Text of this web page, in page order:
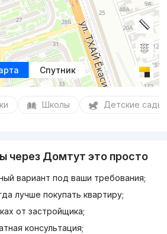
Спутник
Школы Детские сады
через Домтут это просто
вариант под ваши требования;
лучше покупать квартиру;
от застройщика;
консультация;